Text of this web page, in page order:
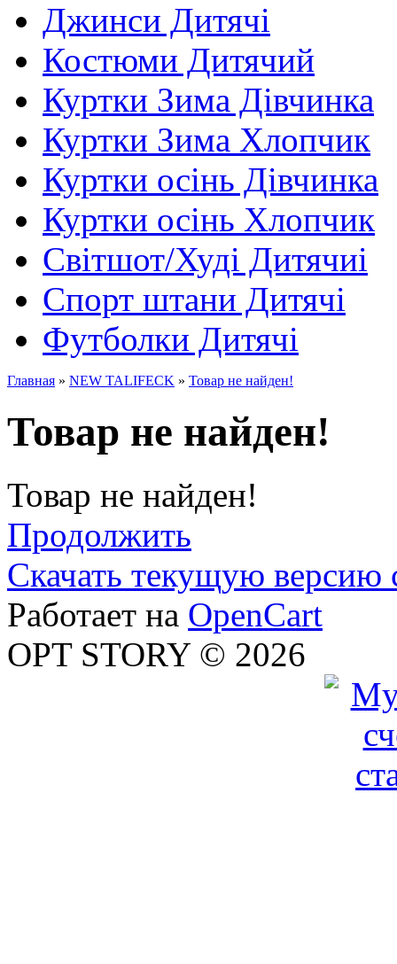
Джинси Дитячі
Костюми Дитячий
Куртки Зима Дівчинка
Куртки Зима Хлопчик
Куртки осінь Дівчинка
Куртки осінь Хлопчик
Світшот/Худі Дитячиі
Спорт штани Дитячі
Футболки Дитячі
Главная » NEW TALIFECK » Товар не найден!
Товар не найден!
Товар не найден!
Продолжить
Скачать текущую версию
Работает на OpenCart
OPT STORY © 2026